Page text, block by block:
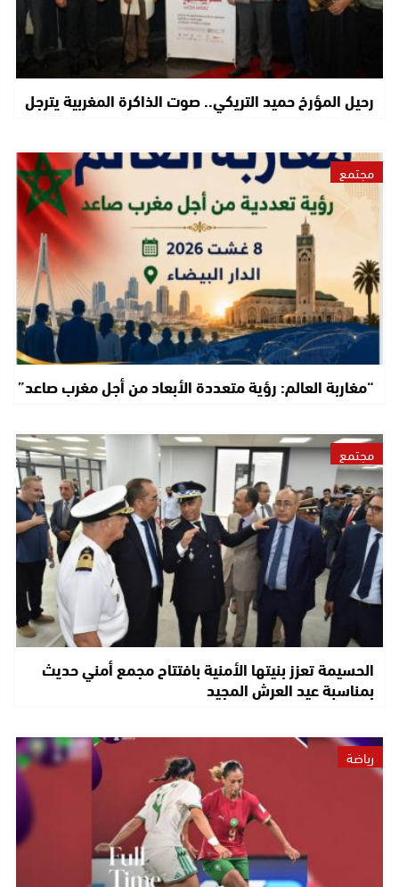
رحيل المؤرخ حميد التريكي.. صوت الذاكرة المغربية يترجل
مجتمع
“مغاربة العالم: رؤية متعددة الأبعاد من أجل مغرب صاعد”
مجتمع
الحسيمة تعزز بنيتها الأمنية بافتتاح مجمع أمني حديث
بمناسبة عيد العرش المجيد
رياضة